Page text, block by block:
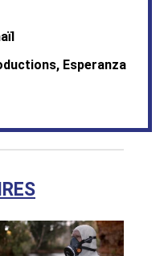
Esperanza